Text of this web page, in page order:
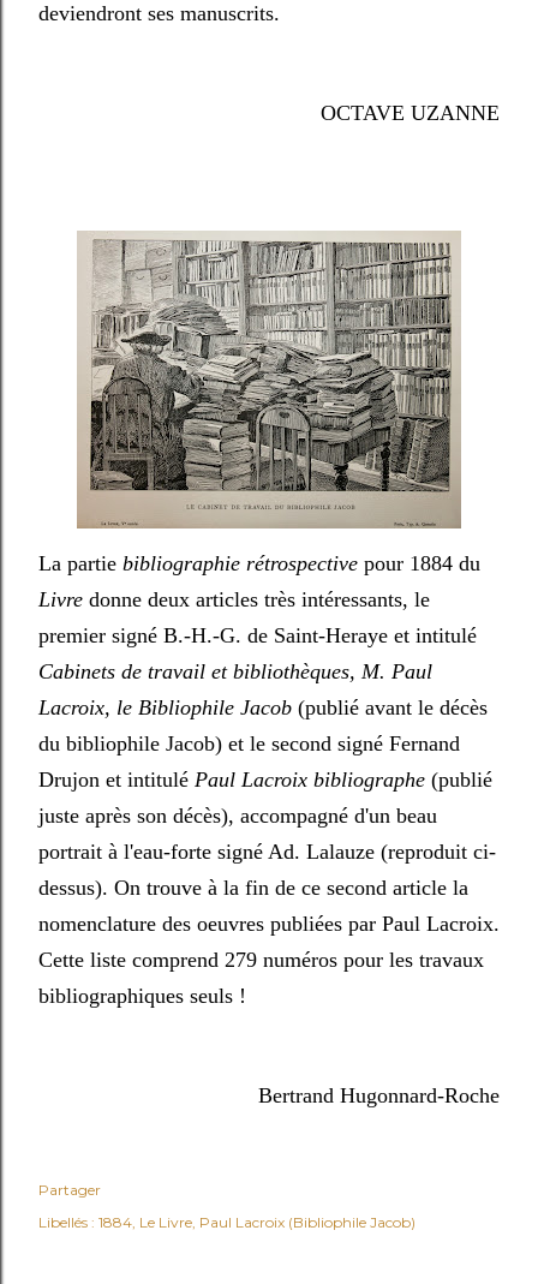
deviendront ses manuscrits.
OCTAVE UZANNE
La partie bibliographie rétrospective pour 1884 du
Livre donne deux articles très intéressants, le
premier signé B.-H.-G. de Saint-Heraye et intitulé
Cabinets de travail et bibliothèques, M. Paul
Lacroix, le Bibliophile Jacob (publié avant le décès
du bibliophile Jacob) et le second signé Fernand
Drujon et intitulé Paul Lacroix bibliographe (publié
juste après son décès), accompagné d'un beau
portrait à l'eau-forte signé Ad. Lalauze (reproduit ci-
dessus). On trouve à la fin de ce second article la
nomenclature des oeuvres publiées par Paul Lacroix.
Cette liste comprend 279 numéros pour les travaux
bibliographiques seuls !
Bertrand Hugonnard-Roche
Partager
Libellés : 1884 Le Livre Paul Lacroix (Bibliophile Jacob)